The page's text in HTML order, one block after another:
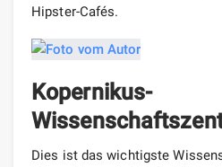
Hipster-Cafés.
Kopernikus-
Dies ist das wichtigste